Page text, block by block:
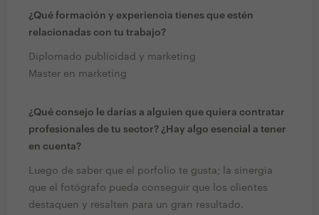
¿Qué formación y experiencia tienes que estén
relacionadas con tu trabajo?
Diplomado publicidad y marketing
Master en marketing
¿Qué consejo le darías a alguien que quiera contratar
profesionales de tu sector? ¿Hay algo esencial a tener
en cuenta?
Luego de saber que el porfolio te gusta; la sinergia
que el fotógrafo pueda conseguir que los clientes
destaquen y resalten para un gran resultado.